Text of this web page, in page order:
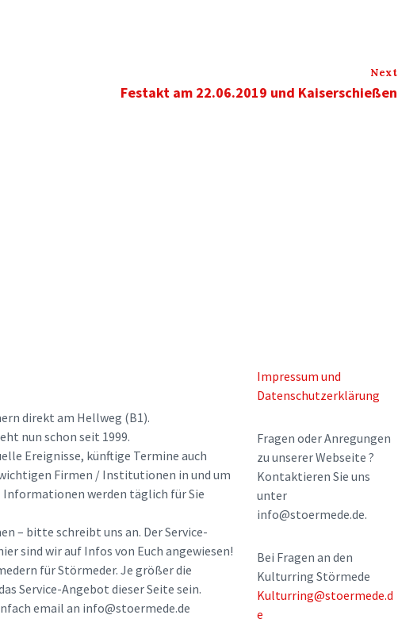
Next
Festakt am 22.06.2019 und Kaiserschießen
direkt am Hellweg (B1).
nun schon seit 1999.
Ereignisse, künftige Termine auch
Firmen / Institutionen in und um
Informationen werden täglich für Sie
– bitte schreibt uns an. Der Service-
sind wir auf Infos von Euch angewiesen!
für Störmeder. Je größer die
Service-Angebot dieser Seite sein.
email an info@stoermede.de
Impressum und
Datenschutzerklärung
Fragen oder Anregungen
zu unserer Webseite ?
Kontaktieren Sie uns
unter
info@stoermede.de.
Bei Fragen an den
Kulturring Störmede
Kulturring@stoermede.d
e